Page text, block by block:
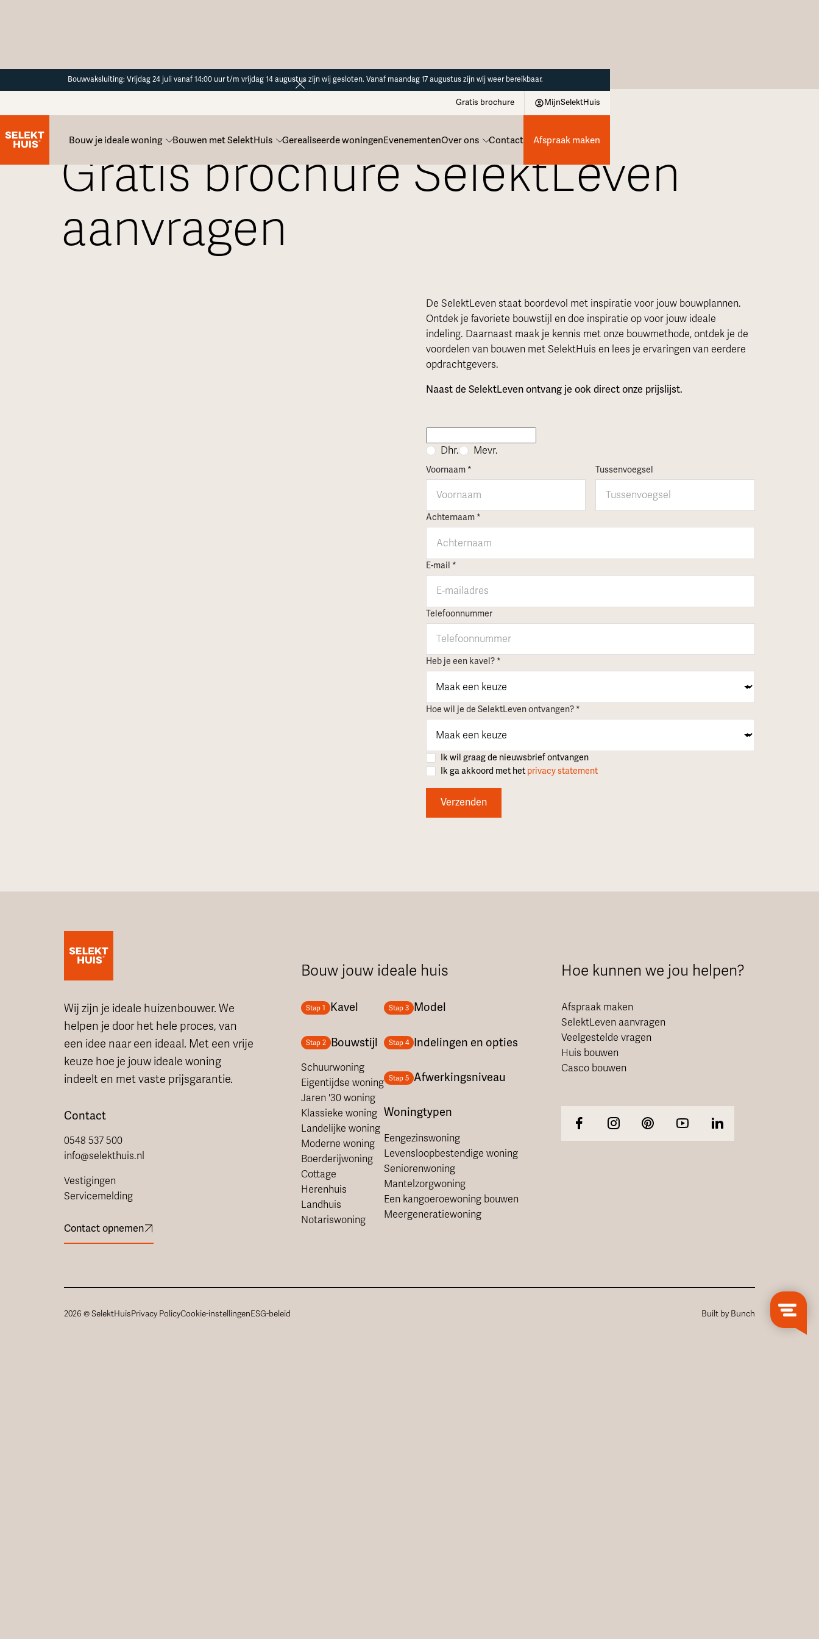
Bouwvaksluiting: Vrijdag 24 juli vanaf 14:00 uur t/m vrijdag 14 augustus zijn wij gesloten. Vanaf maandag 17 augustus zijn wij weer bereikbaar.
Bouw je ideale woning Bouwen met SelektHuis Gerealiseerde woningenEvenementenOver ons Contact
Gratis brochure MijnSelektHuis
Afspraak maken
Gratis brochure SelektLeven
aanvragen
De SelektLeven staat boordevol met inspiratie voor jouw bouwplannen.
Ontdek je favoriete bouwstijl en doe inspiratie op voor jouw ideale
indeling. Daarnaast maak je kennis met onze bouwmethode, ontdek je de
voordelen van bouwen met SelektHuis en lees je ervaringen van eerdere
opdrachtgevers.
Naast de SelektLeven ontvang je ook direct onze prijslijst.
Dhr. Mevr.
Voornaam * Tussenvoegsel
Achternaam *
E-mail *
Telefoonnummer
Heb je een kavel? *
Hoe wil je de SelektLeven ontvangen? *
Ik wil graag de nieuwsbrief ontvangen
Ik ga akkoord met het privacy statement
Wij zijn je ideale huizenbouwer. We
helpen je door het hele proces, van
een idee naar een ideaal. Met een vrije
keuze hoe je jouw ideale woning
indeelt en met vaste prijsgarantie.
Contact
0548 537 500
info@selekthuis.nl
Vestigingen
Servicemelding
Contact opnemen
Bouw jouw ideale huis
Stap 1 Kavel
Stap 2 Bouwstijl
Schuurwoning
Eigentijdse woning
Jaren '30 woning
Klassieke woning
Landelijke woning
Moderne woning
Boerderijwoning
Cottage
Herenhuis
Landhuis
Notariswoning
Stap 3 Model
Stap 4 Indelingen en opties
Stap 5 Afwerkingsniveau
Woningtypen
Eengezinswoning
Levensloopbestendige woning
Seniorenwoning
Mantelzorgwoning
Een kangoeroewoning bouwen
Meergeneratiewoning
Hoe kunnen we jou helpen?
Afspraak maken
SelektLeven aanvragen
Veelgestelde vragen
Huis bouwen
Casco bouwen
2026 © SelektHuisPrivacy PolicyCookie-instellingenESG-beleid Built by Bunch